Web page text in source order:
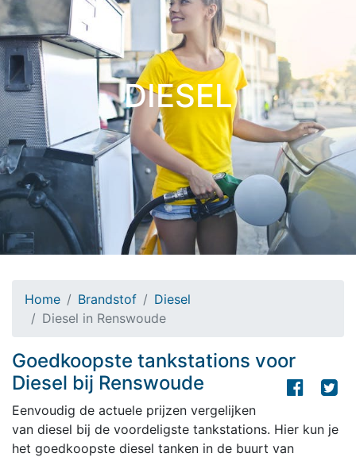
DIESEL
Home Brandstof
Diesel
Diesel in Renswoude
Goedkoopste tankstations voor
Diesel bij Renswoude
Eenvoudig de actuele prijzen vergelijken
van diesel bij de voordeligste tankstations. Hier kun je
het goedkoopste diesel tanken in de buurt van